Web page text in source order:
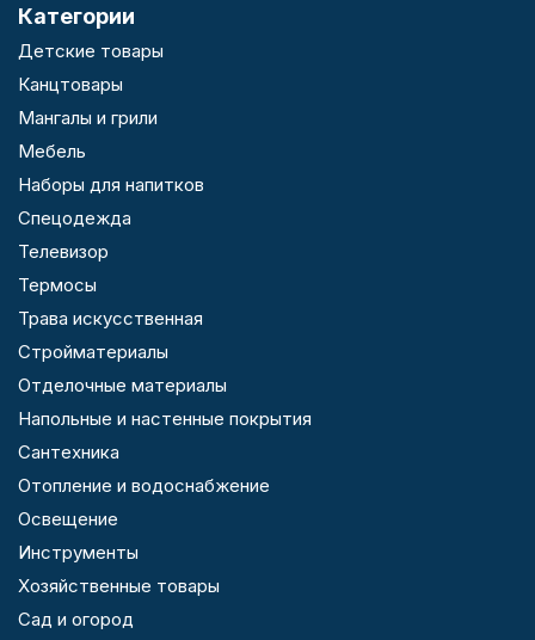
Категории
Детские товары
Канцтовары
Мангалы и грили
Мебель
Наборы для напитков
Спецодежда
Телевизор
Термосы
Трава искусственная
Стройматериалы
Отделочные материалы
Напольные и настенные покрытия
Сантехника
Отопление и водоснабжение
Освещение
Инструменты
Хозяйственные товары
Сад и огород